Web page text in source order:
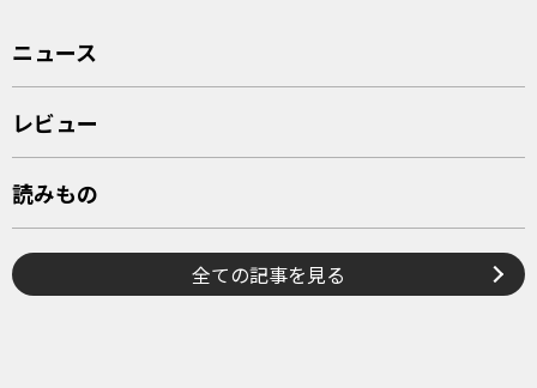
ニュース
レビュー
読みもの
全ての記事を見る